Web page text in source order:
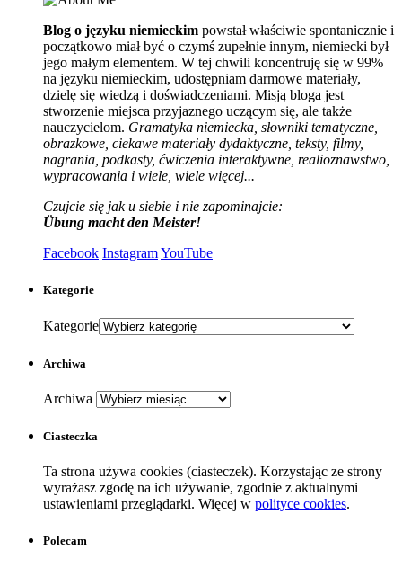
Blog o języku niemieckim powstał właściwie spontanicznie i
początkowo miał być o czymś zupełnie innym, niemiecki był
jego małym elementem. W tej chwili koncentruję się w 99%
na języku niemieckim, udostępniam darmowe materiały,
dzielę się wiedzą i doświadczeniami. Misją bloga jest
stworzenie miejsca przyjaznego uczącym się, ale także
nauczycielom. Gramatyka niemiecka, słowniki tematyczne,
obrazkowe, ciekawe materiały dydaktyczne, teksty, filmy,
nagrania, podkasty, ćwiczenia interaktywne, realioznawstwo,
wypracowania i wiele, wiele więcej...
Czujcie się jak u siebie i nie zapominajcie:
Übung macht den Meister!
Facebook InstagramYouTube
Kategorie
Kategorie
Archiwa
Archiwa
Ciasteczka
Ta strona używa cookies (ciasteczek). Korzystając ze strony
wyrażasz zgodę na ich używanie, zgodnie z aktualnymi
ustawieniami przeglądarki. Więcej w polityce cookies.
Polecam